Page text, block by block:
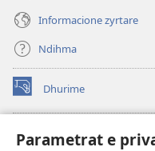
Parametrat e
Informacione zyrtare
Ndihma
Dhurime
(hap
dritare
re)
BIBLIOTEKA ONLINE
(hap